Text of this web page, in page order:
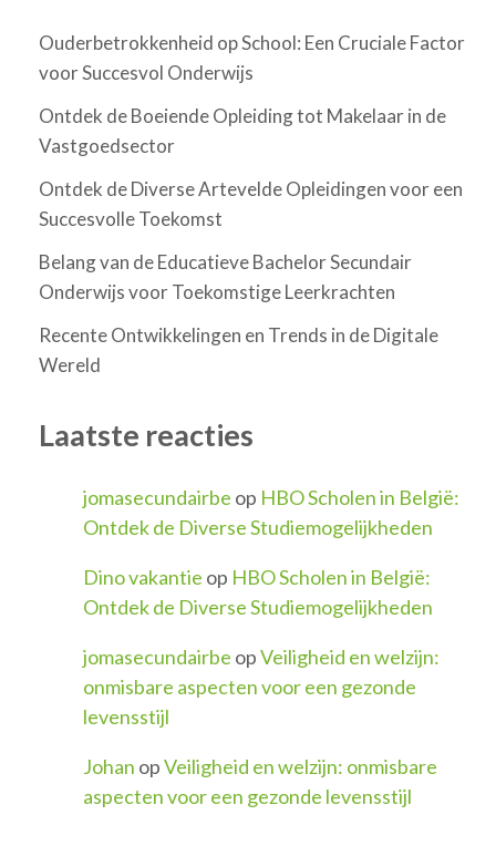
Ouderbetrokkenheid op School: Een Cruciale Factor
voor Succesvol Onderwijs
Ontdek de Boeiende Opleiding tot Makelaar in de
Vastgoedsector
Ontdek de Diverse Artevelde Opleidingen voor een
Succesvolle Toekomst
Belang van de Educatieve Bachelor Secundair
Onderwijs voor Toekomstige Leerkrachten
Recente Ontwikkelingen en Trends in de Digitale
Wereld
Laatste reacties
jomasecundairbe op HBO Scholen in België:
Ontdek de Diverse Studiemogelijkheden
Dino vakantie op HBO Scholen in België:
Ontdek de Diverse Studiemogelijkheden
jomasecundairbe opVeiligheid en welzijn:
onmisbare aspecten voor een gezonde
levensstijl
Johan opVeiligheid en welzijn: onmisbare
aspecten voor een gezonde levensstijl